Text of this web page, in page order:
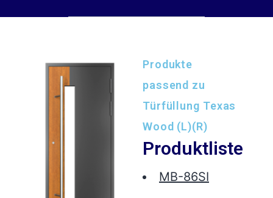
Produkte
passend zu
Türfüllung Texas
Wood (L)(R)
Produktliste
MB-86SI